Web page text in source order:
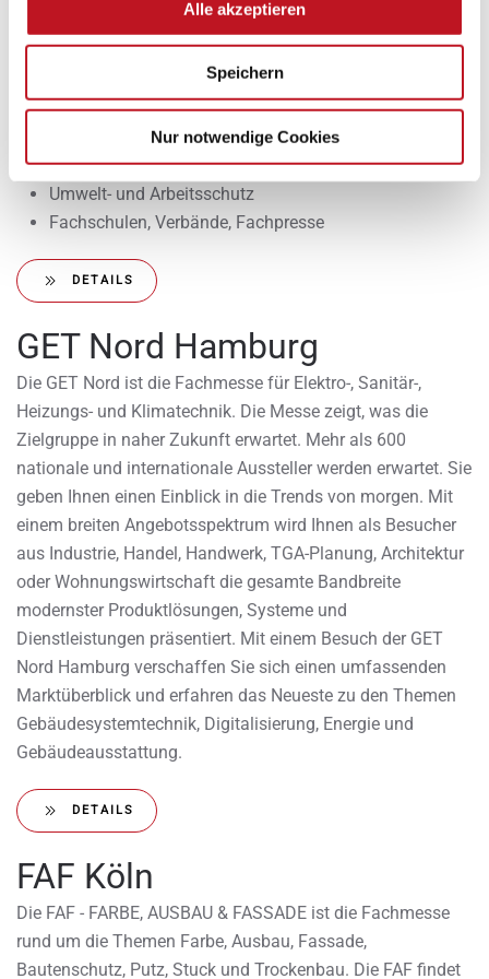
Alle akzeptieren
Speichern
Nur notwendige Cookies
Befestigungstechnik und Beschläge
Entsorgungstechnik
Befestigungstechnik und Beschläge
Bauelemente, Halbfabrikate, Einbauteile und -systeme
für Möbel und Innenausbau
Hölzer, Holzwerkstoffe und Materialien
Umwelt- und Arbeitsschutz
Fachschulen, Verbände, Fachpresse
DETAILS
GET Nord Hamburg
Die GET Nord ist die Fachmesse für Elektro-, Sanitär-,
Heizungs- und Klimatechnik. Die Messe zeigt, was die
Zielgruppe in naher Zukunft erwartet. Mehr als 600
nationale und internationale Aussteller werden erwartet. Sie
geben Ihnen einen Einblick in die Trends von morgen. Mit
einem breiten Angebotsspektrum wird Ihnen als Besucher
aus Industrie, Handel, Handwerk, TGA-Planung, Architektur
oder Wohnungswirtschaft die gesamte Bandbreite
modernster Produktlösungen, Systeme und
Dienstleistungen präsentiert. Mit einem Besuch der GET
Nord Hamburg verschaffen Sie sich einen umfassenden
Marktüberblick und erfahren das Neueste zu den Themen
Gebäudesystemtechnik, Digitalisierung, Energie und
Gebäudeausstattung.
DETAILS
FAF Köln
Die FAF - FARBE, AUSBAU & FASSADE ist die Fachmesse
rund um die Themen Farbe, Ausbau, Fassade,
Bautenschutz, Putz, Stuck und Trockenbau. Die FAF findet